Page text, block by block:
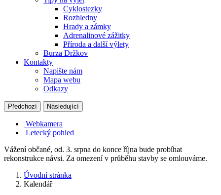
Cyklostezky
Rozhledny
Hrady a zámky
Adrenalinové zážitky
Příroda a další výlety
Burza Držkov
Kontakty
Napište nám
Mapa webu
Odkazy
Předchozí Následující
Webkamera
Letecký pohled
Vážení občané, od. 3. srpna do konce října bude probíhat
rekonstrukce návsi. Za omezení v průběhu stavby se omlouváme.
Úvodní stránka
Kalendář